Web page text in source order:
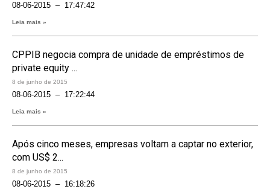
08-06-2015 – 17:47:42
Leia mais »
CPPIB negocia compra de unidade de empréstimos de
private equity ...
8 de junho de 2015
08-06-2015 – 17:22:44
Leia mais »
Após cinco meses, empresas voltam a captar no exterior,
com US$ 2...
8 de junho de 2015
08-06-2015 – 16:18:26